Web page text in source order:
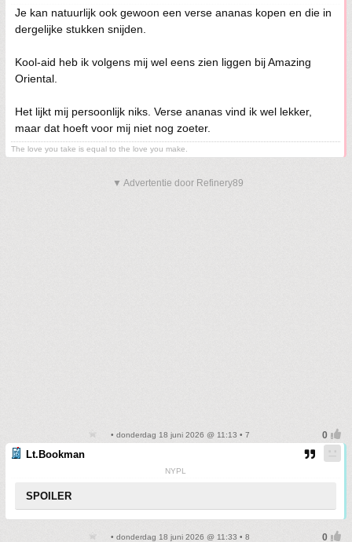
Je kan natuurlijk ook gewoon een verse ananas kopen en die in
dergelijke stukken snijden.
Kool-aid heb ik volgens mij wel eens zien liggen bij Amazing
Oriental.
Het lijkt mij persoonlijk niks. Verse ananas vind ik wel lekker,
maar dat hoeft voor mij niet nog zoeter.
The love you take is equal to the love you make.
▼ Advertentie door Refinery89
• donderdag 18 juni 2026 @ 11:13 • 7
Lt.Bookman
NYPL
SPOILER
• donderdag 18 juni 2026 @ 11:33 • 8